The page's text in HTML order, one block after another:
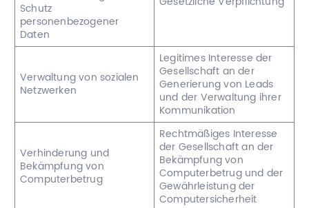
Schutz
personenbezogener
Daten
Verwaltung von sozialen
Netzwerken
Legitimes Interesse der
Gesellschaft an der
Generierung von Leads
und der Verwaltung ihrer
Kommunikation
Verhinderung und
Bekämpfung von
Computerbetrug
Rechtmäßiges Interesse
der Gesellschaft an der
Bekämpfung von
Computerbetrug und der
Gewährleistung der
Computersicherheit